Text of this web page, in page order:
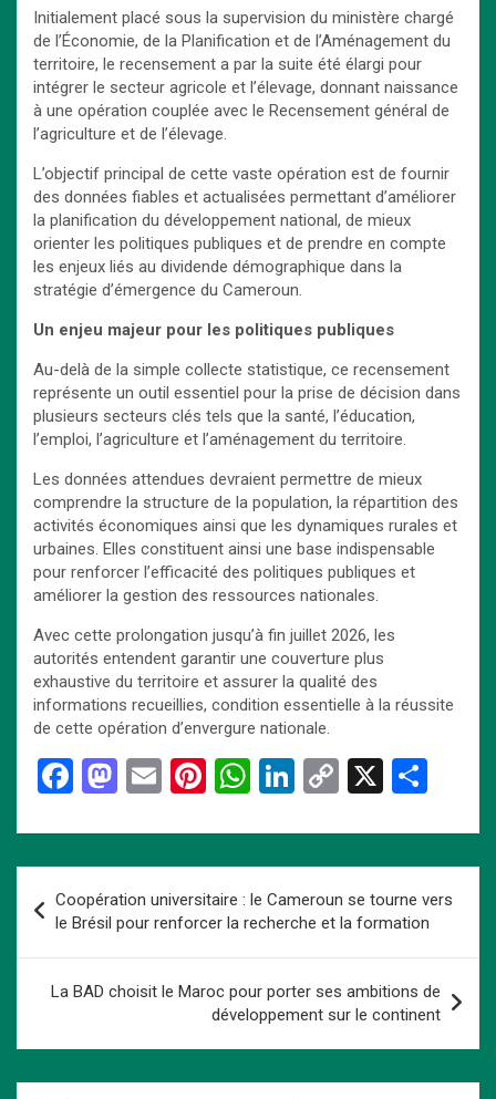
Initialement placé sous la supervision du ministère chargé
de l’Économie, de la Planification et de l’Aménagement du
territoire, le recensement a par la suite été élargi pour
intégrer le secteur agricole et l’élevage, donnant naissance
à une opération couplée avec le Recensement général de
l’agriculture et de l’élevage.
L’objectif principal de cette vaste opération est de fournir
des données fiables et actualisées permettant d’améliorer
la planification du développement national, de mieux
orienter les politiques publiques et de prendre en compte
les enjeux liés au dividende démographique dans la
stratégie d’émergence du Cameroun.
Un enjeu majeur pour les politiques publiques
Au-delà de la simple collecte statistique, ce recensement
représente un outil essentiel pour la prise de décision dans
plusieurs secteurs clés tels que la santé, l’éducation,
l’emploi, l’agriculture et l’aménagement du territoire.
Les données attendues devraient permettre de mieux
comprendre la structure de la population, la répartition des
activités économiques ainsi que les dynamiques rurales et
urbaines. Elles constituent ainsi une base indispensable
pour renforcer l’efficacité des politiques publiques et
améliorer la gestion des ressources nationales.
Avec cette prolongation jusqu’à fin juillet 2026, les
autorités entendent garantir une couverture plus
exhaustive du territoire et assurer la qualité des
informations recueillies, condition essentielle à la réussite
de cette opération d’envergure nationale.
F
ce
o
o
k
M
st
o
d
o
n
E
ail
Pi
er
es
t
W
at
s
A
p
p
Li
ke
n
C
py
n
k
X
ta
er
de
l’article
Coopération universitaire : le Cameroun se tourne vers
le Brésil pour renforcer la recherche et la formation
La BAD choisit le Maroc pour porter ses ambitions de
développement sur le continent